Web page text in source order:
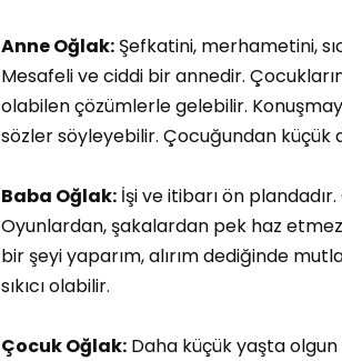
Anne Oğlak: Şefkatini, merhametini,
Mesafeli ve ciddi bir annedir.
olabilen çözümlerle gelebilir.
sözler söyleyebilir. Çocuğundan küçük
Baba Oğlak: İşi ve itibarı ön
Oyunlardan, şakalardan pek haz
bir şeyi yaparım, alırım dediğinde
sıkıcı olabilir.
Çocuk Oğlak: Daha küçük yaşta